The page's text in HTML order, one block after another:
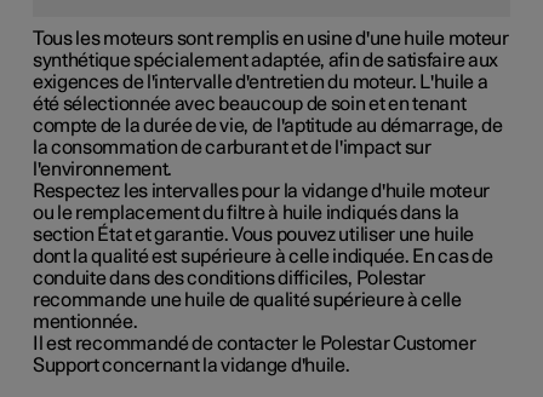
Tous les moteurs sont remplis en usine d'une huile moteur
synthétique spécialement adaptée, afin de satisfaire aux
exigences de l'intervalle d'entretien du moteur. L'huile a
été sélectionnée avec beaucoup de soin et en tenant
compte de la durée de vie, de l'aptitude au démarrage, de
la consommation de carburant et de l'impact sur
l'environnement.
Respectez les intervalles pour la vidange d'huile moteur
ou le remplacement du filtre à huile indiqués dans la
section État et garantie. Vous pouvez utiliser une huile
dont la qualité est supérieure à celle indiquée. En cas de
conduite dans des conditions difficiles, Polestar
recommande une huile de qualité supérieure à celle
mentionnée.
Il est recommandé de contacter le Polestar Customer
Support concernant la vidange d'huile.